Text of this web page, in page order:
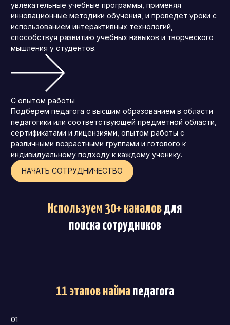
увлекательные учебные программы, применяя
инновационные методики обучения, и проведет уроки с
использованием интерактивных технологий,
способствуя развитию учебных навыков и творческого
мышления у студентов.
С опытом работы
Подберем педагога с высшим образованием в области
педагогики или соответствующей предметной области,
сертификатами и лицензиями, опытом работы с
различными возрастными группами и готового к
индивидуальному подходу к каждому ученику.
НАЧАТЬ СОТРУДНИЧЕСТВО
Используем 30+ каналовдля
поиска сотрудников
11 этапов наймапедагога
01